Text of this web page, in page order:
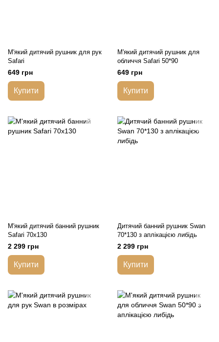
М'який дитячий рушник для рук
Safari
649 грн
Купити
М'який дитячий рушник для
обличчя Safari 50*90
649 грн
Купити
М'який дитячий банний рушник
Safari 70х130
2 299 грн
Купити
Дитячий банний рушник Swan
70*130 з аплікацією либідь
2 299 грн
Купити